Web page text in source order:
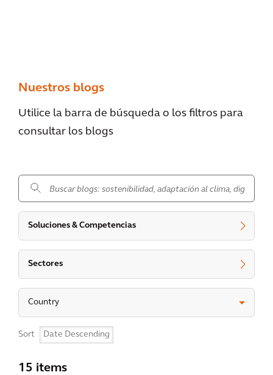
Nuestros blogs
Utilice la barra de búsqueda o los filtros para
consultar los blogs
Soluciones & Competencias
Sectores
Country
Sort
15 items